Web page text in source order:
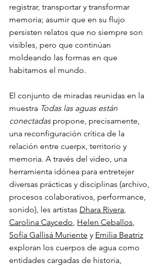
registrar, transportar y transformar
memoria; asumir que en su flujo
persisten relatos que no siempre son
visibles, pero que continúan
moldeando las formas en que
habitamos el mundo.
El conjunto de miradas reunidas en la
muestra Todas las aguas están
conectadas propone, precisamente,
una reconfiguración crítica de la
relación entre cuerpx, territorio y
memoria. A través del video, una
herramienta idónea para entretejer
diversas prácticas y disciplinas (archivo,
procesos colaborativos, performance,
sonido), les artistas Dhara Rivera,
Carolina Caycedo, Helen Ceballos,
Sofía Gallisá Muriente y Emilia Beatriz
exploran los cuerpos de agua como
entidades cargadas de historia,